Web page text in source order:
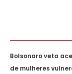
Bolsonaro veta
de mulheres